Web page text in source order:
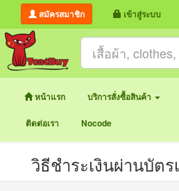
สมัครสมาชิก เข้าสู่ระบบ
หน้าแรก บริการสั่งซื้อสินค้า
ติดต่อเรา Nocode
วิธีชำระเงินผ่านบัต